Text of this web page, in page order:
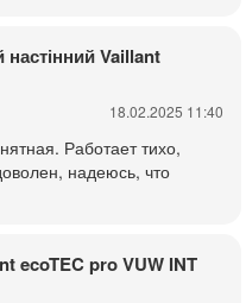
настінний Vaillant
18.02.2025 11:40
Работает тихо,
надеюсь, что
ecoTEC pro VUW INT